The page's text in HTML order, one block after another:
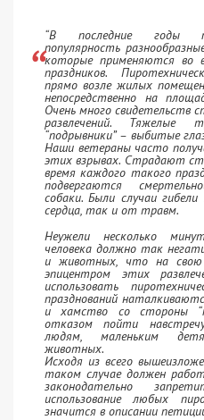
“В последние годы
популярность
которые применяются во
праздников.
прямо возле жилых
непосредственно на
Очень много свидетельств
развлечений. Тяжелые
“подрывники” – выбитые
Наши ветераны часто
этих взрывах. Страдают
время каждого такого
подвергаются
собаки. Были случаи
сердца, так и от травм.
Неужели несколько
человека должно так
и животных, что на свою
эпицентром этих
использовать
празднований
и хамство со стороны
отказом пойти
людям, маленьким
животных.
Исходя из всего
таком случае должен
законодательно
использование любых
значится в описании